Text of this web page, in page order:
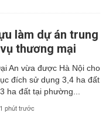
làm dự án trung
thương mại
An vừa được Hà Nội cho
đích sử dụng 3,4 ha đất
ha đất tại phường...
phút trước